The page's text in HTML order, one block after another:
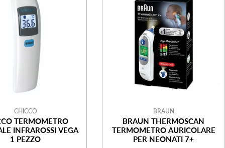
CHICCO
TERMOMETRO
INFRAROSSI VEGA
1 PEZZO
BRAUN
BRAUN THERMOSCAN
TERMOMETRO AURICOLARE
PER NEONATI 7+